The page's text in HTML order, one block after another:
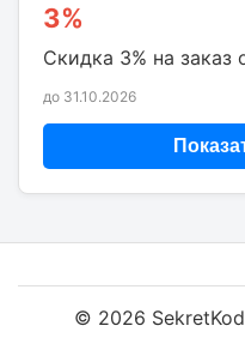
3%
Скидка 3% на заказ
до 31.10.2026
© 2026